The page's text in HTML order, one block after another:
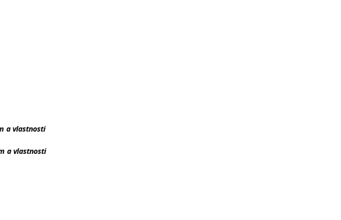
a vlastnosti
a vlastnosti